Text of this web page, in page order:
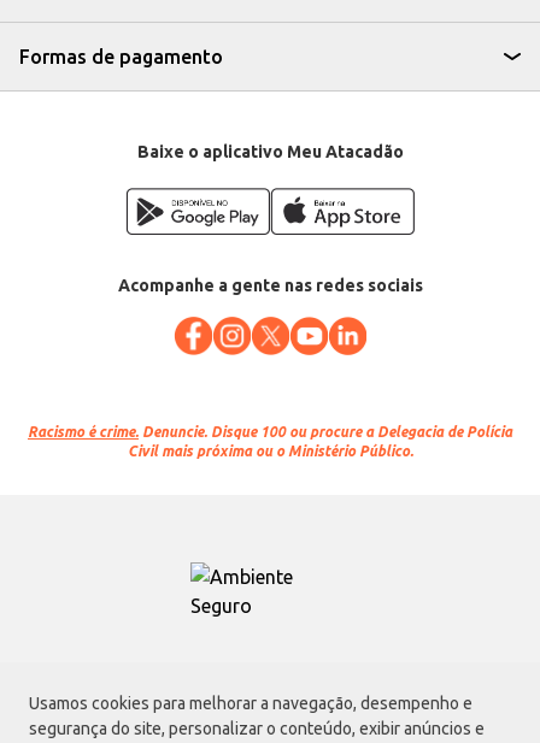
Usamos cookies para melhorar a navegação, desempenho e
segurança do site, personalizar o conteúdo, exibir anúncios e
Formas de pagamento
Baixe o aplicativo Meu Atacadão
Acompanhe a gente nas redes sociais
Racismo é crime. Denuncie. Disque 100 ou procure a Delegacia de Polícia
Civil mais próxima ou o Ministério Público.
Atacadão S.A.
Avenida Morvan Dias de Figueiredo, 6169, Vila Maria, São Paulo - SP | CEP
02170-901 | CNPJ: 75.315.333/0001-09